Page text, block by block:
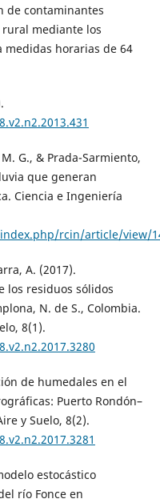
de contaminantes
mediante los
medidas horarias de 64
G., & Prada-Sarmiento,
que generan
Ciencia e Ingeniería
rcin/article/view/
A. (2017).
los residuos sólidos
N. de S., Colombia.
8(1).
de humedales en el
Puerto Rondón–
y Suelo, 8(2).
estocástico
río Fonce en